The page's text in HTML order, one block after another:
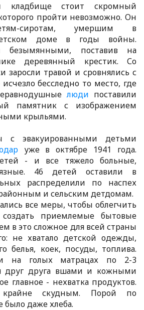
кладбище стоит скромный
пройти невозможно. Он
сиротам, умершим в
доме в годы войны.
безымянными, поставив на
деревянный крестик. Со
заросли травой и сровнялись с
бесследно то место, где
люди поставили
памятник с изображением
крыльями.
с эвакуированными детьми
уже в октябре 1941 года.
- и все тяжело больные,
46 детей оставили в
распределили по наспех
и сельским детдомам.
все меры, чтобы облегчить
приемлемые бытовые
в это сложное для всей страны
не хватало детской одежды,
белья, коек, посуды, топлива.
на голых матрацах по 2-3
друг друга вшами и кожными
главное - нехватка продуктов.
скудным. Порой по
было даже хлеба.